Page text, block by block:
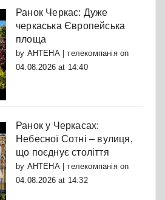
Ранок Черкас: Дуже
черкаська Європейська
площа
by АНТЕНА | телекомпаніяon
04.08.2026 at 14:40
Ранок у Черкасах:
Небесної Сотні – вулиця,
що поєднує століття
by АНТЕНА | телекомпаніяon
04.08.2026 at 14:32